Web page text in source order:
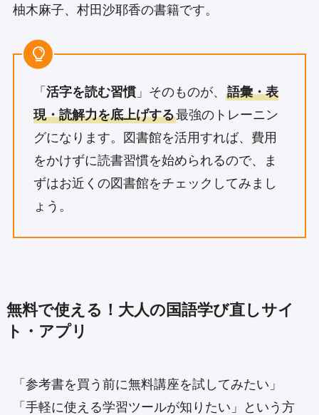
柚木麻子、村田沙耶香の書籍です。
「 活字を読む習慣」そのものが、 語彙・表
現・読解力を底上げする最強のトレーニン
グになります。図書館を活用すれば、費用
をかけずに読書習慣を始められるので、ま
ずはお近くの図書館をチェックしてみまし
ょう。
無料で使える！大人の国語学び直しサイ
ト・アプリ
「参考書を買う前に無料講座を試してみたい」
「手軽に使える学習ツールが知りたい」という方